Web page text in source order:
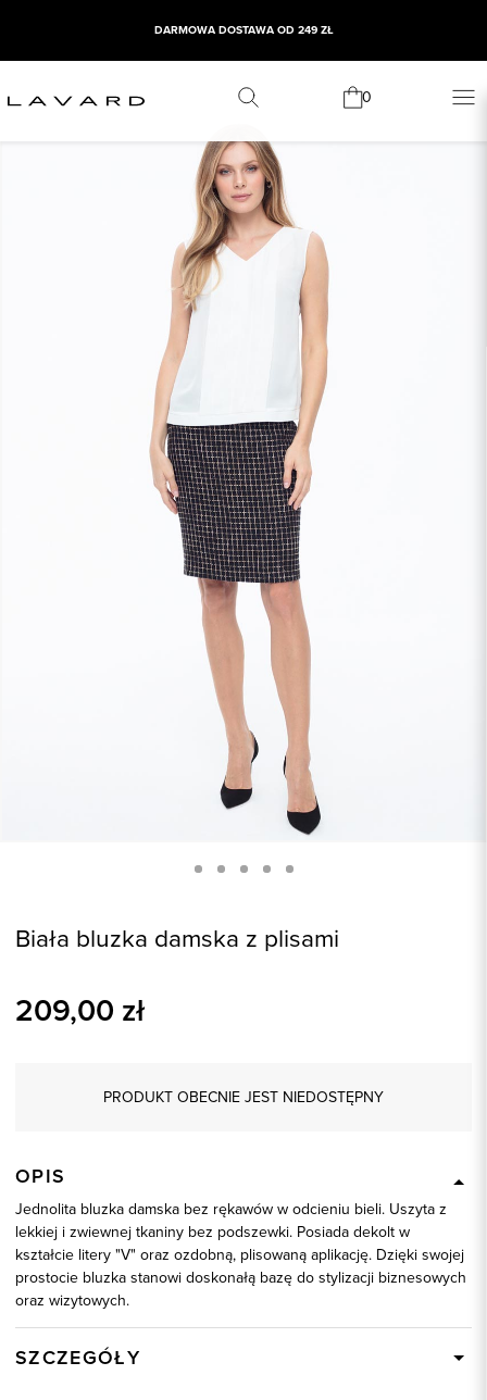
DARMOWA DOSTAWA OD 249 ZŁ
0
Biała bluzka damska z plisami
209,00 zł
PRODUKT OBECNIE JEST NIEDOSTĘPNY
OPIS
Jednolita bluzka damska bez rękawów w odcieniu bieli. Uszyta z
lekkiej i zwiewnej tkaniny bez podszewki. Posiada dekolt w
kształcie litery "V" oraz ozdobną, plisowaną aplikację. Dzięki swojej
prostocie bluzka stanowi doskonałą bazę do stylizacji biznesowych
oraz wizytowych.
SZCZEGÓŁY